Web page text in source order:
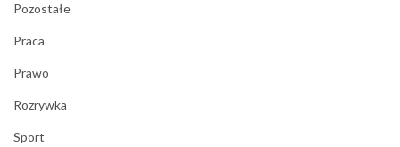
Pozostałe
Praca
Prawo
Rozrywka
Sport